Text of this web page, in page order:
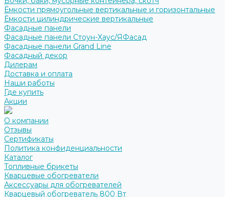
Ёмкости прямоугольные вертикальные и горизонтальные
Ёмкости цилиндрические вертикальные
Фасадные панели
Фасадные панели Стоун-Хаус/ЯФасад
Фасадные панели Grand Line
Фасадный декор
Дилерам
Доставка и оплата
Наши работы
Где купить
Акции
О компании
Отзывы
Сертификаты
Политика конфиденциальности
Каталог
Топливные брикеты
Кварцевые обогреватели
Аксессуары для обогревателей
Кварцевый обогреватель 800 Вт